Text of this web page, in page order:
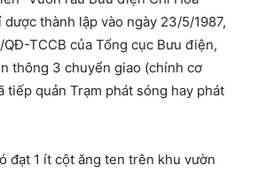
thành lập vào ngày 23/5/1987,
TCCB của Tổng cục Bưu điện,
thông 3 chuyển giao (chính cơ
tiếp quản Trạm phát sóng hay phát
đạt 1 ít cột ăng ten trên khu vườn